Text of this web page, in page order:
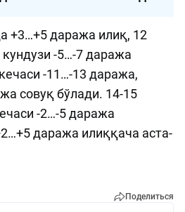
+3…+5 даража илиқ, 12
-5…-7 даража
-11…-13 даража,
совуқ бўлади. 14-15
-2…-5 даража
даража илиққача аста-
Поделиться